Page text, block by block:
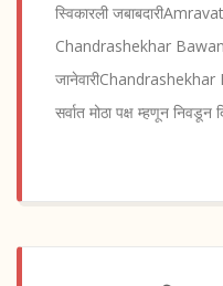
स्विकारली
Chandrashekhar
जानेवारीChandrashekhar
सर्वात मोठा पक्ष म्हणून निवडून